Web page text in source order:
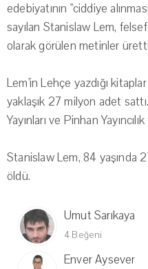
edebiyatının "ciddiye
sayılan Stanislaw Lem,
olarak görülen metinler
Lem'in Lehçe yazdığı
yaklaşık 27 milyon adet
Yayınları ve Pinhan
Stanislaw Lem, 84 yaşında
öldü.
Umut Sarıkaya
4 Beğeni
Enver Aysever